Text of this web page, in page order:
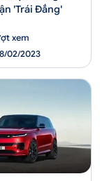
'Trái Đắng'
xem
02/2023